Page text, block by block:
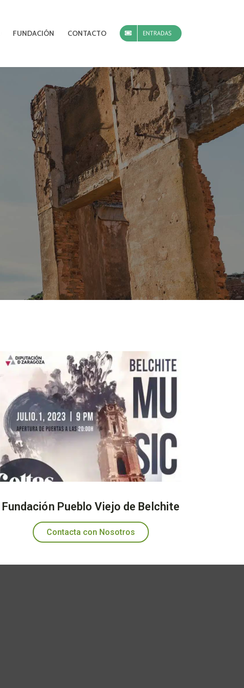
FUNDACIÓN CONTACTO ENTRADAS
Fundación Pueblo Viejo de Belchite
Contacta con Nosotros